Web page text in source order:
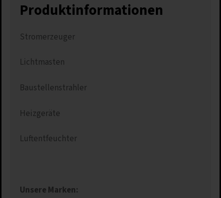
Produkt­informationen
Stromerzeuger
Lichtmasten
Baustellenstrahler
Heizgeräte
Luftentfeuchter
Unsere Marken: